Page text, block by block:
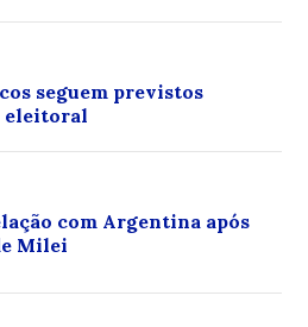
seguem previstos
eleitoral
com Argentina após
Milei